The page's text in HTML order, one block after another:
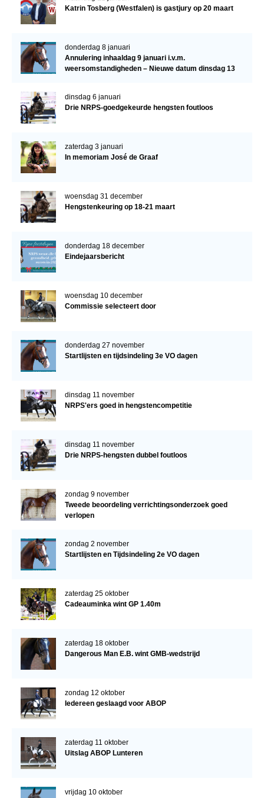
Katrin Tosberg (Westfalen) is gastjury op 20 maart
donderdag 8 januari
Annulering inhaaldag 9 januari i.v.m.
weersomstandigheden – Nieuwe datum dinsdag 13
dinsdag 6 januari
Drie NRPS-goedgekeurde hengsten foutloos
zaterdag 3 januari
In memoriam José de Graaf
woensdag 31 december
Hengstenkeuring op 18-21 maart
donderdag 18 december
Eindejaarsbericht
woensdag 10 december
Commissie selecteert door
donderdag 27 november
Startlijsten en tijdsindeling 3e VO dagen
dinsdag 11 november
NRPS'ers goed in hengstencompetitie
dinsdag 11 november
Drie NRPS-hengsten dubbel foutloos
zondag 9 november
Tweede beoordeling verrichtingsonderzoek goed
verlopen
zondag 2 november
Startlijsten en Tijdsindeling 2e VO dagen
zaterdag 25 oktober
Cadeauminka wint GP 1.40m
zaterdag 18 oktober
Dangerous Man E.B. wint GMB-wedstrijd
zondag 12 oktober
Iedereen geslaagd voor ABOP
zaterdag 11 oktober
Uitslag ABOP Lunteren
vrijdag 10 oktober